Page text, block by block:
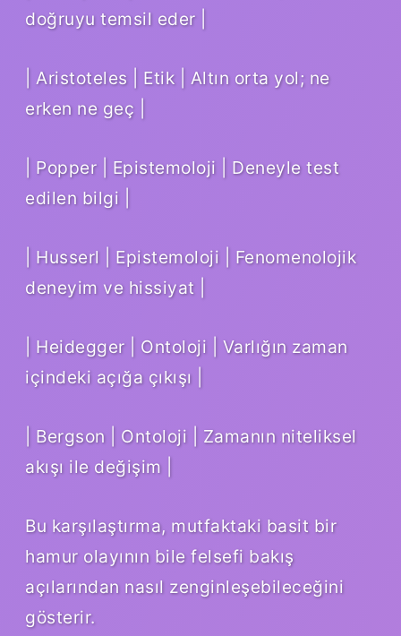
doğruyu temsil eder |
| Aristoteles | Etik | Altın orta yol; ne
erken ne geç |
| Popper | Epistemoloji | Deneyle test
edilen bilgi |
| Husserl | Epistemoloji | Fenomenolojik
deneyim ve hissiyat |
| Heidegger | Ontoloji | Varlığın zaman
içindeki açığa çıkışı |
| Bergson | Ontoloji | Zamanın niteliksel
akışı ile değişim |
Bu karşılaştırma, mutfaktaki basit bir
hamur olayının bile felsefi bakış
açılarından nasıl zenginleşebileceğini
gösterir.